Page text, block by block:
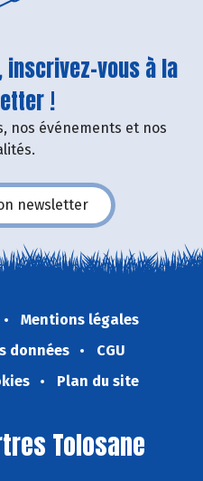
inscrivez-vous à la
!
nos événements et nos
newsletter
Mentions légales
données
CGU
Plan du site
Tolosane